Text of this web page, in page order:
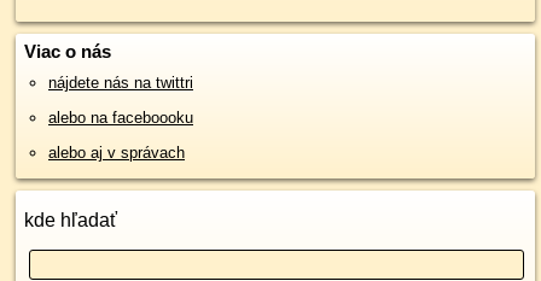
Viac o nás
nájdete nás na twittri
alebo na faceboooku
alebo aj v správach
kde hľadať